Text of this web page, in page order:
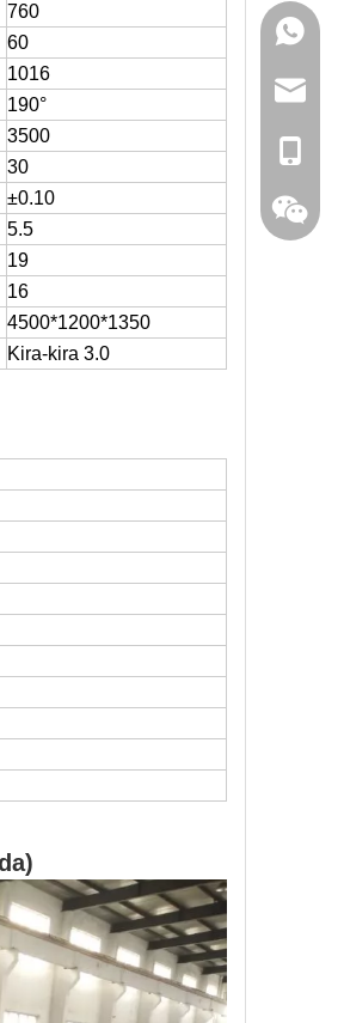
760
60
1016
190°
3500
30
±0.10
5.5
19
16
4500*1200*1350
Kira-kira 3.0
+86
0086